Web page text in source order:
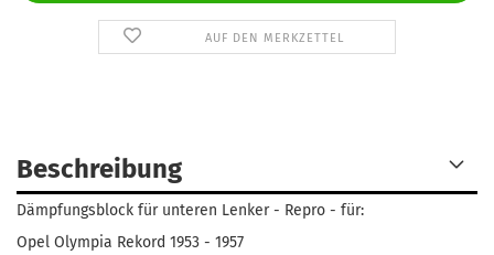
AUF DEN MERKZETTEL
Beschreibung
Dämpfungsblock für unteren Lenker - Repro - für:
Opel Olympia Rekord 1953 - 1957